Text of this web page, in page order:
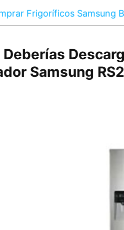
Frigoríficos Samsung
Deberías
Samsung